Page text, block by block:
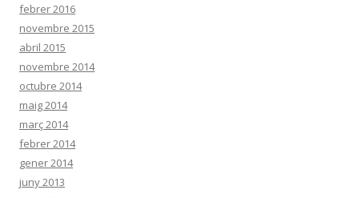
febrer 2016
novembre 2015
abril 2015
novembre 2014
octubre 2014
maig 2014
març 2014
febrer 2014
gener 2014
juny 2013